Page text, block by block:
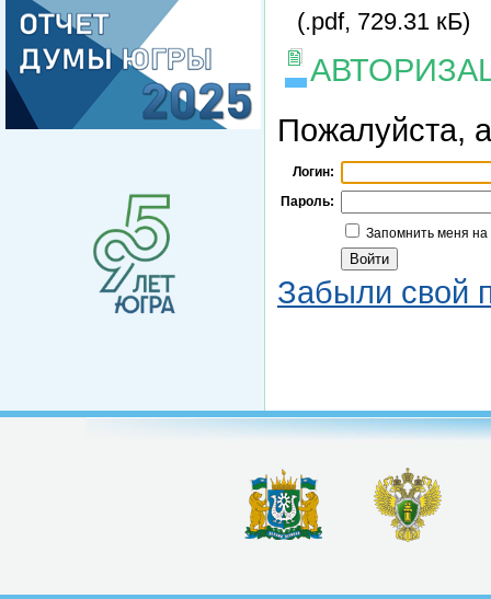
(.pdf, 729.31 кБ)
Пожалуйста,
Логин:
Пароль:
Запомнить меня
Забыли свой